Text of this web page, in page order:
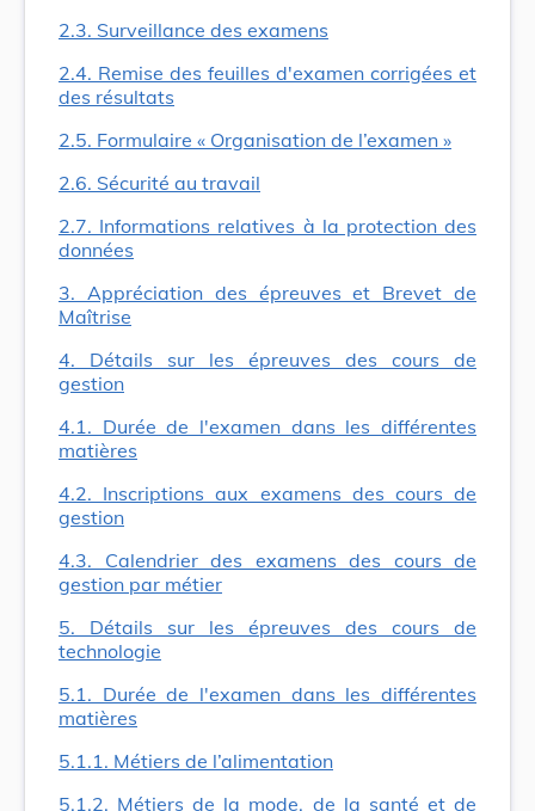
2.3. Surveillance des examens
2.4. Remise des feuilles d'examen corrigées et
des résultats
2.5. Formulaire « Organisation de l’examen »
2.6. Sécurité au travail
2.7. Informations relatives à la protection des
données
3. Appréciation des épreuves et Brevet de
Maîtrise
4. Détails sur les épreuves des cours de
gestion
4.1. Durée de l'examen dans les différentes
matières
4.2. Inscriptions aux examens des cours de
gestion
4.3. Calendrier des examens des cours de
gestion par métier
5. Détails sur les épreuves des cours de
technologie
5.1. Durée de l'examen dans les différentes
matières
5.1.1. Métiers de l’alimentation
5.1.2. Métiers de la mode, de la santé et de